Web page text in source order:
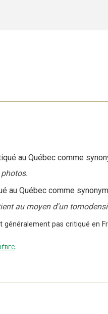
au Québeccomme
au Québeccomme
au moyen d'un
généralement pas critiqué en
.